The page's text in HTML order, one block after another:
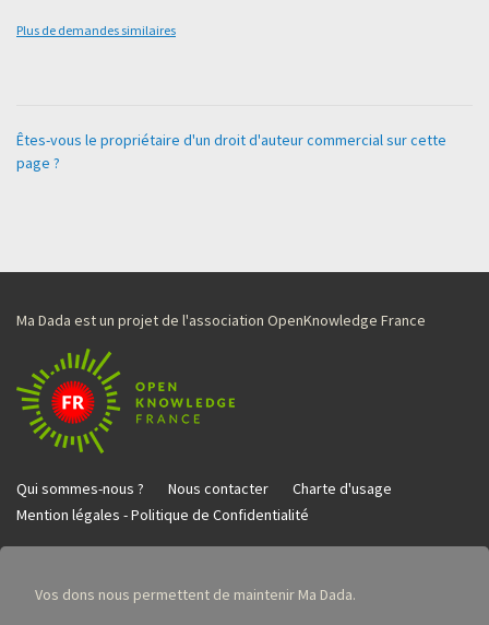
Plus de demandes similaires
Êtes-vous le propriétaire d'un droit d'auteur commercial sur cette
page ?
Ma Dada est un projet de l'association OpenKnowledge France
Qui sommes-nous ? Nous contacter
Charte d'usage
Mention légales - Politique de Confidentialité
Vos dons nous permettent de maintenir Ma Dada.